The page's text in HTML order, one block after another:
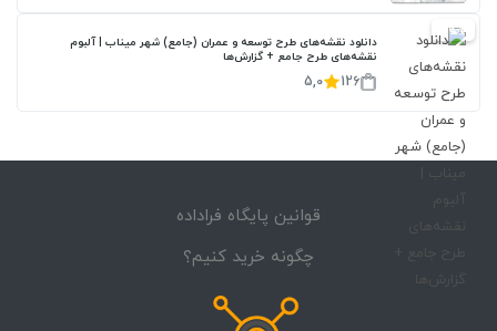
20%
دانلود نقشه‌های طرح توسعه و عمران (جامع) شهر میناب | آلبوم
نقشه‌های طرح جامع + گزارش‌ها
126
5,0
قوانین پایگاه فراداده
چگونه خرید کنیم؟